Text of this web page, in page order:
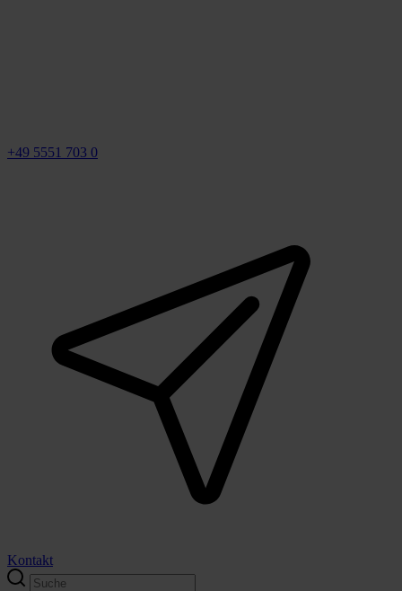
+49 5551 703 0
Kontakt